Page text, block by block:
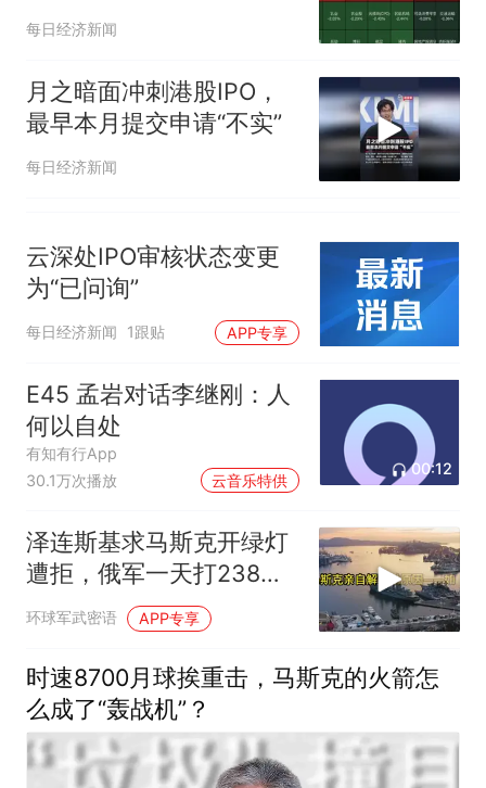
体走强，药明生物涨超
MINIMAX涨近10%；白
酒、乳业走弱｜港股收盘
每日经济新闻
月之暗面冲刺港股IPO，
最早本月提交申请“不实”
每日经济新闻
云深处IPO审核状态变更
为“已问询”
每日经济新闻 1跟贴 APP专享
E45 孟岩对话李继刚：人
何以自处
有知有行App
30.1万次播放
云音乐特供
00:12
泽连斯基求马斯克开绿灯
遭拒，俄军一天打238场
战斗
环球军武密语 APP专享
时速8700月球挨重击，马斯克的火箭怎
么成了“轰战机”？